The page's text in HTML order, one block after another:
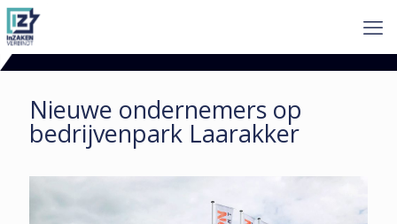
Nieuwe ondernemers op
bedrijvenpark Laarakker